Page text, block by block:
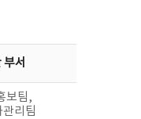
부서
보팀,
관리팀